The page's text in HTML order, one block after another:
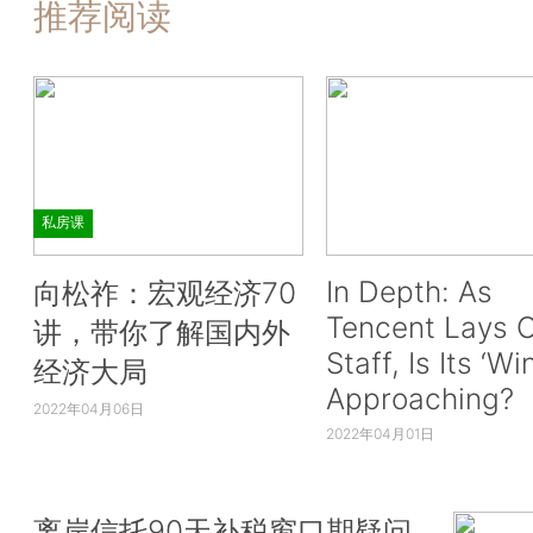
推荐阅读
私房课
向松祚：宏观经济70
讲，带你了解国内外
经济大局
2022年04月06日
In Depth: As
Tencent Lays
Staff, Is Its
Approaching?
2022年04月01日